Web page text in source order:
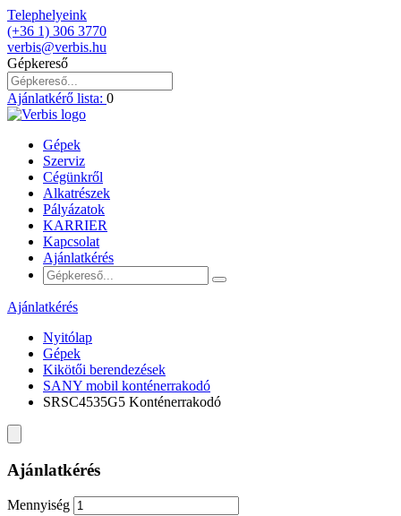
Telephelyeink
(+36 1) 306 3770
verbis@verbis.hu
Gépkereső
Ajánlatkérő lista: 0
Gépek
Szerviz
Cégünkről
Alkatrészek
Pályázatok
KARRIER
Kapcsolat
Ajánlatkérés
Ajánlatkérés
Nyitólap
Gépek
Kikötői berendezések
SANY mobil konténerrakodó
SRSC4535G5 Konténerrakodó
Ajánlatkérés
Mennyiség